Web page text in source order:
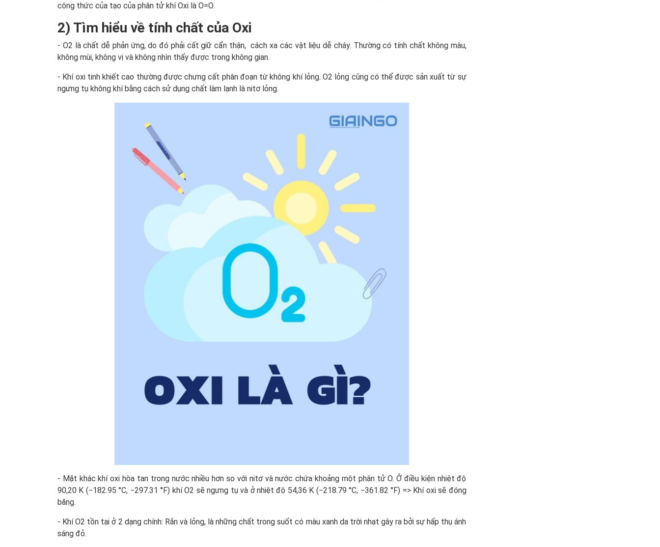
công thức của tạo của phân tử khí Oxi là O=O.
2) Tìm hiểu về tính chất của Oxi
- O2 là chất dễ phản ứng, do đó phải cất giữ cẩn thận, cách xa các vật liệu dễ cháy. Thường có tính chất không màu,
không mùi, không vị và không nhìn thấy được trong không gian.
- Khí oxi tinh khiết cao thường được chưng cất phân đoạn từ không khí lỏng. O2 lỏng cũng có thể được sản xuất từ sự
ngưng tụ không khí bằng cách sử dụng chất làm lạnh là nitơ lỏng.
- Mặt khác khí oxi hòa tan trong nước nhiều hơn so với nitơ và nước chứa khoảng một phân tử O. Ở điều kiện nhiệt độ
90,20 K (−182.95 °C, −297.31 °F) khí O2 sẽ ngưng tụ và ở nhiệt độ 54,36 K (−218.79 °C, −361.82 °F) => Khí oxi sẽ đóng
băng.
- Khí O2 tồn tại ở 2 dạng chính: Rắn và lỏng, là những chất trong suốt có màu xanh da trời nhạt gây ra bởi sự hấp thụ ánh
sáng đỏ.